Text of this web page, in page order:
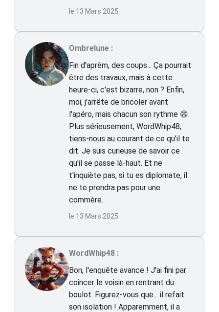
le 13 Mars 2025
Ombrelune :
Fin d'aprèm, des coups... Ça pourrait
être des travaux, mais à cette
heure-ci, c'est bizarre, non ? Enfin,
moi, j'arrête de bricoler avant
l'apéro, mais chacun son rythme 😄.
Plus sérieusement, WordWhip48,
tiens-nous au courant de ce qu'il te
dit. Je suis curieuse de savoir ce
qu'il se passe là-haut. Et ne
t'inquiète pas, si tu es diplomate, il
ne te prendra pas pour une
commère.
le 13 Mars 2025
WordWhip48 :
Bon, l'enquête avance ! J'ai fini par
coincer le voisin en rentrant du
boulot. Figurez-vous que... il refait
son isolation ! Apparemment, il a